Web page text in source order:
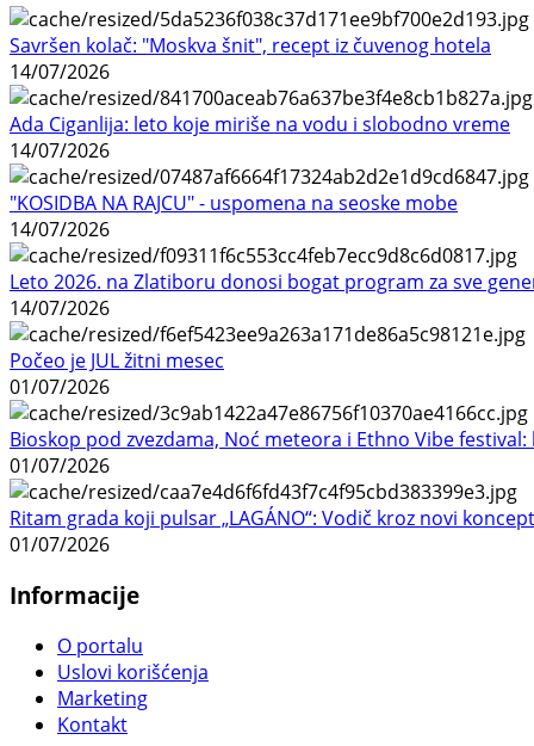
Savršen kolač: "Moskva šnit", recept iz čuvenog hotela
14/07/2026
Ada Ciganlija: leto koje miriše na vodu i slobodno vreme
14/07/2026
"KOSIDBA NA RAJCU" - uspomena na seoske mobe
14/07/2026
Leto 2026. na Zlatiboru donosi bogat program za sve
14/07/2026
Počeo je JUL žitni mesec
01/07/2026
Bioskop pod zvezdama, Noć meteora i Ethno Vibe
01/07/2026
Ritam grada koji pulsar „LAGÁNO“: Vodič kroz novi
01/07/2026
Informacije
O portalu
Uslovi korišćenja
Marketing
Kontakt